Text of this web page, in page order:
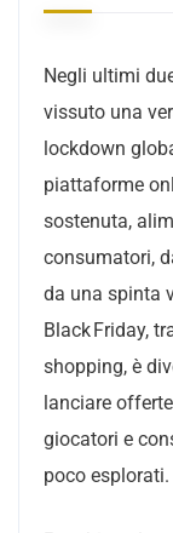
Negli ultimi
vissuto una
lockdown
piattaforme
sostenuta,
consumatori,
da una spinta
Black Friday,
shopping, è
lanciare
giocatori e
poco esplorati.